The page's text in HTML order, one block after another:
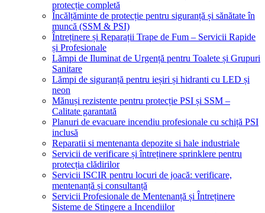
protecție completă
Încălțăminte de protecție pentru siguranță și sănătate în
muncă (SSM & PSI)
Întreținere și Reparații Trape de Fum – Servicii Rapide
și Profesionale
Lămpi de Iluminat de Urgență pentru Toalete și Grupuri
Sanitare
Lămpi de siguranță pentru ieșiri și hidranti cu LED și
neon
Mănuși rezistente pentru protecție PSI și SSM –
Calitate garantată
Planuri de evacuare incendiu profesionale cu schiță PSI
inclusă
Reparatii si mentenanta depozite si hale industriale
Servicii de verificare și întreținere sprinklere pentru
protecția clădirilor
Servicii ISCIR pentru locuri de joacă: verificare,
mentenanță și consultanță
Servicii Profesionale de Mentenanță și Întreținere
Sisteme de Stingere a Incendiilor